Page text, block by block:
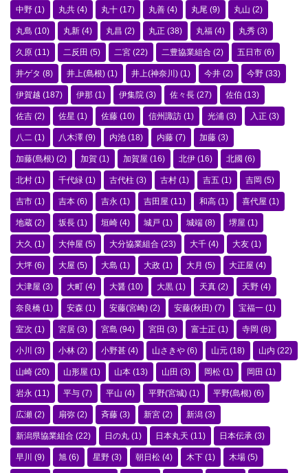
中野 (1) 丸共 (4) 丸十 (17) 丸善 (4) 丸尾 (9) 丸山 (2)
丸島 (10) 丸新 (4) 丸昌 (2) 丸正 (38) 丸福 (4) 丸秀 (3)
久原 (11) 二反田 (5) 二宮 (22) 二豊協業組合 (2) 五日市 (6)
井ゲタ (8) 井上(島根) (1) 井上(神奈川) (1) 今井 (2) 今野 (33)
伊賀越 (187) 伊那 (1) 伊集院 (3) 佐々長 (27) 佐伯 (13)
佐吉 (2) 佐星 (1) 佐藤 (10) 信州諏訪 (1) 光浦 (3) 入正 (3)
八二 (1) 八木澤 (9) 内池 (18) 内藤 (7) 加藤 (3)
加藤(島根) (2) 加賀 (1) 加賀屋 (16) 北伊 (16) 北國 (6)
北村 (1) 千代緑 (1) 古代柱 (3) 古村 (1) 吉五 (1) 吉岡 (5)
吉市 (1) 吉本 (6) 吉永 (1) 吉田屋 (11) 和高 (1) 喜代屋 (1)
地蔵 (2) 坂長 (1) 垣崎 (4) 城戸 (1) 城端 (8) 堺屋 (1)
大久 (1) 大仲屋 (5) 大分協業組合 (23) 大千 (4) 大友 (1)
大坪 (6) 大屋 (5) 大島 (1) 大政 (1) 大月 (5) 大正屋 (4)
大津屋 (3) 大町 (4) 大醤 (10) 大黒 (1) 天真 (2) 天野 (4)
奈良橋 (1) 安森 (1) 安藤(宮崎) (2) 安藤(秋田) (7) 宝福一 (1)
室次 (1) 宮居 (3) 宮島 (94) 宮田 (3) 富士正 (1) 寺岡 (8)
小川 (3) 小林 (2) 小野甚 (4) 山さきや (6) 山元 (18) 山内 (22)
山崎 (20) 山形屋 (1) 山本 (13) 山田 (3) 岡松 (1) 岡田 (1)
岩永 (11) 平与 (7) 平山 (4) 平野(宮城) (1) 平野(島根) (6)
広瀬 (2) 扇弥 (2) 斉藤 (3) 新宮 (2) 新潟 (3)
新潟県協業組合 (22) 日の丸 (1) 日本丸天 (11) 日本伝承 (3)
早川 (9) 旭 (6) 星野 (3) 朝日松 (4) 木下 (1) 木場 (5)